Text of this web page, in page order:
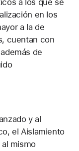
a los que se
en los
a la de
cuentan con
de
y al
el Aislamiento
mismo